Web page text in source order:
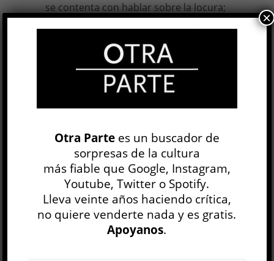
se contenta con hablar sobre la locura;
programáticamente desprolija,
¡Alemania, Alemania!
destaca antes que
nada por las torsiones y cabriolas que
opera en la lengua.
Felipe Polleri ,¡Alemania, Alemania! ,
Letra Sudaca, 2018, 130 págs.
Facebook 0 Twitter 0
Email
12 JUL, 2018
Otra Partees un buscador de
sorpresas de la cultura
más fiable que Google, Instagram,
Youtube, Twitter o Spotify.
Lleva veinte años haciendo crítica,
no quiere venderte nada y es gratis.
Apoyanos.
×